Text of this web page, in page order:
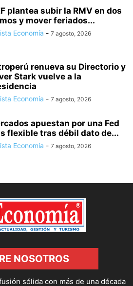
plantea subir la RMV en dos
y mover feriados...
Economía - 7 agosto, 2026
renueva su Directorio y
Stark vuelve a la
Economía - 7 agosto, 2026
apuestan por una Fed
flexible tras débil dato de...
Economía - 7 agosto, 2026
NOSOTROS
sólida con más de una década